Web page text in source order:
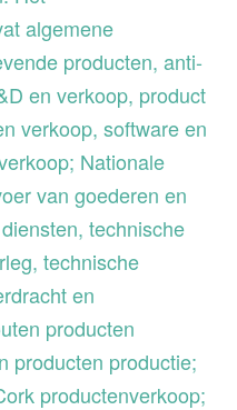
algemene
producten, anti-
en verkoop, product
verkoop, software en
Nationale
van goederen en
technische
technische
en
producten
producten productie;
productenverkoop;